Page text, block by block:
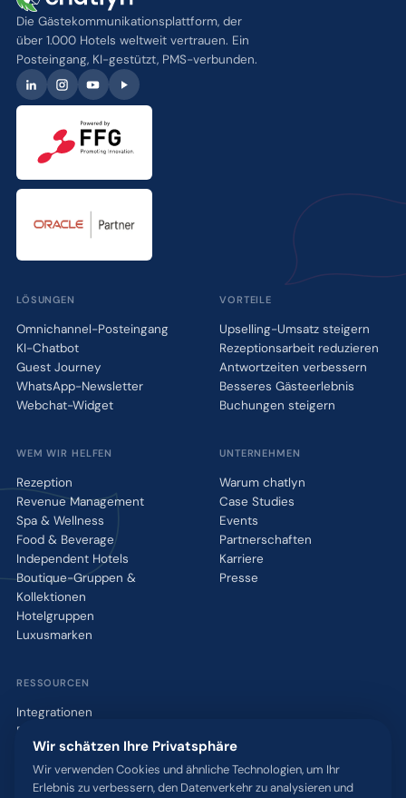
Die Gästekommunikationsplattform, der
über 1.000 Hotels weltweit vertrauen. Ein
Posteingang, KI-gestützt, PMS-verbunden.
LÖSUNGEN
Omnichannel-Posteingang
KI-Chatbot
Guest Journey
WhatsApp-Newsletter
Webchat-Widget
VORTEILE
Upselling-Umsatz steigern
Rezeptionsarbeit reduzieren
Antwortzeiten verbessern
Besseres Gästeerlebnis
Buchungen steigern
WEM WIR HELFEN
Rezeption
Revenue Management
Spa & Wellness
Food & Beverage
Independent Hotels
Boutique-Gruppen &
Kollektionen
Hotelgruppen
Luxusmarken
UNTERNEHMEN
Warum chatlyn
Case Studies
Events
Partnerschaften
Karriere
Presse
RESSOURCEN
Integrationen
Blog
Glossar
WhatsApp QR-Tool
Kontakt
Wir schätzen Ihre Privatsphäre
Wir verwenden Cookies und ähnliche Technologien, um Ihr
Erlebnis zu verbessern, den Datenverkehr zu analysieren und